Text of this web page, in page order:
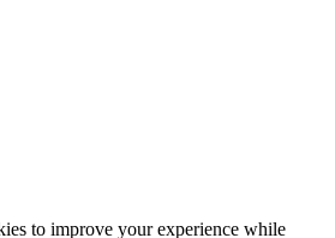
to improve your experience while